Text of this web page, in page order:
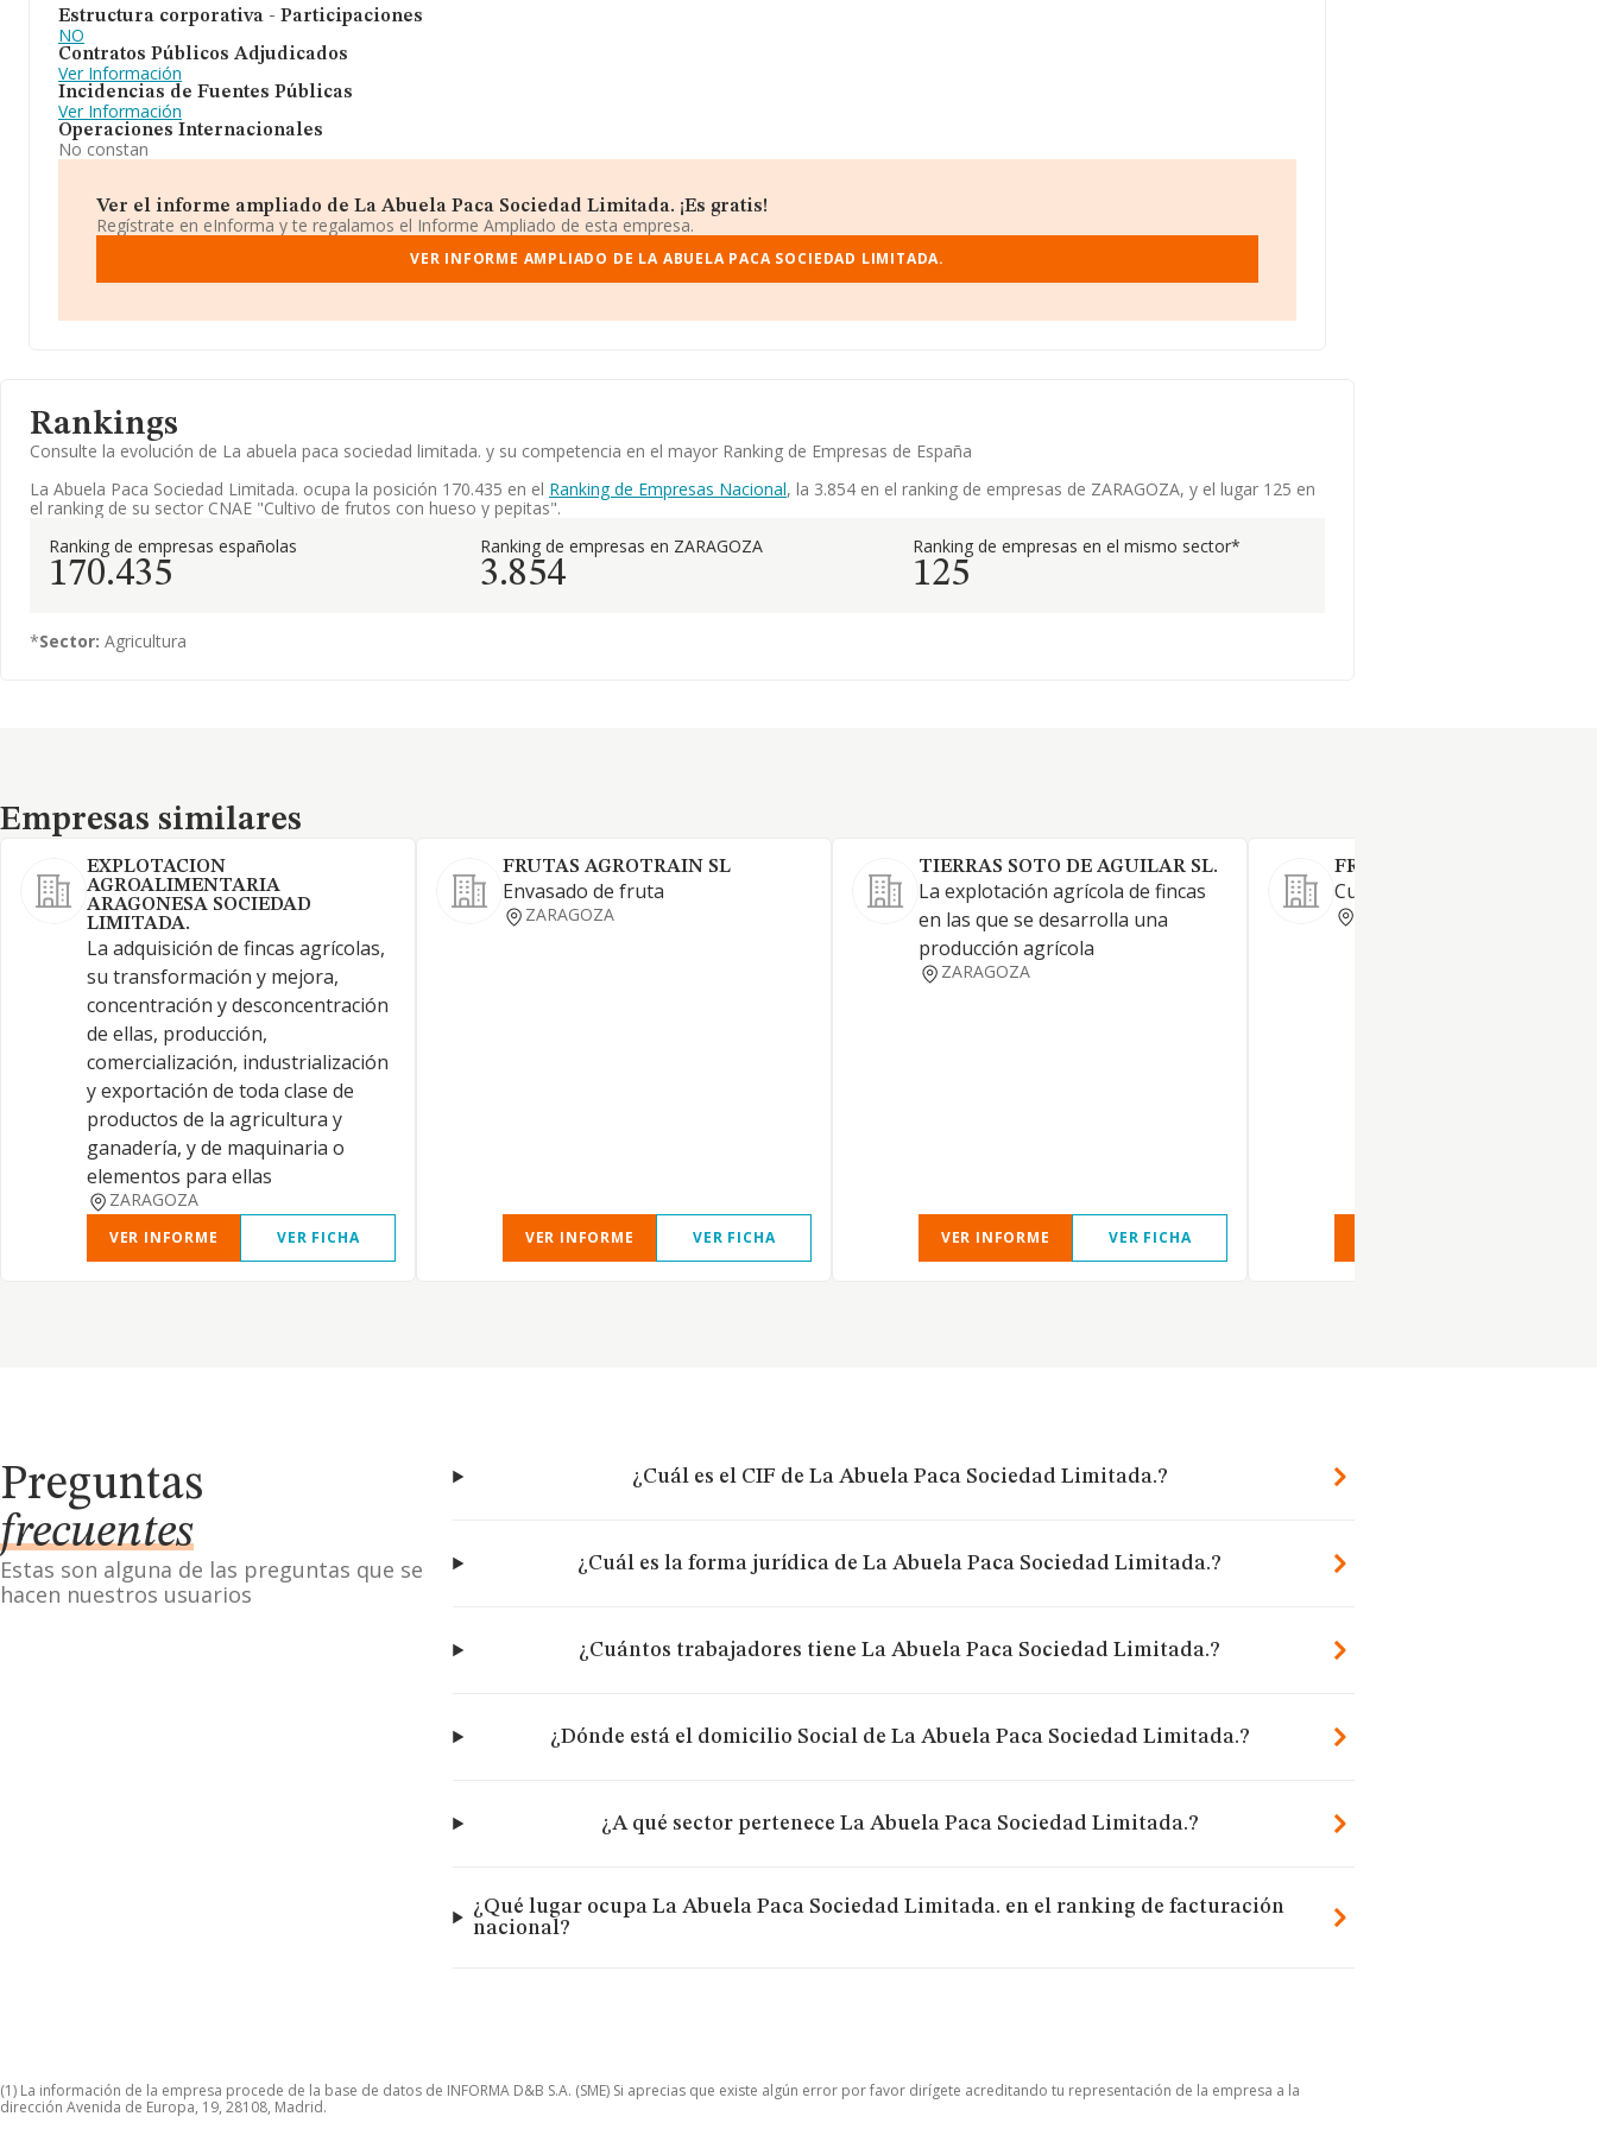
Estructura corporativa - Participaciones
NO
Contratos Públicos Adjudicados
Ver Información
Incidencias de Fuentes Públicas
Ver Información
Operaciones Internacionales
No constan
Ver el informe ampliado de La Abuela Paca Sociedad Limitada. ¡Es gratis!
Regístrate en eInforma y te regalamos el Informe Ampliado de esta empresa.
VER INFORME AMPLIADO DE LA ABUELA PACA SOCIEDAD LIMITADA.
Rankings
Consulte la evolución de La abuela paca sociedad limitada. y su competencia en el mayor Ranking de Empresas de España
La Abuela Paca Sociedad Limitada. ocupa la posición 170.435 en el Ranking de Empresas Nacional, la 3.854 en el ranking de empresas de ZARAGOZA, y el lugar 125 en
el ranking de su sector CNAE "Cultivo de frutos con hueso y pepitas".
Ranking de empresas españolas
170.435
Ranking de empresas en ZARAGOZA
3.854
Ranking de empresas en el mismo sector*
125
*Sector: Agricultura
Empresas similares
Empresas similares
EXPLOTACION
AGROALIMENTARIA
ARAGONESA SOCIEDAD
LIMITADA.
La adquisición de fincas agrícolas,
su transformación y mejora,
concentración y desconcentración
de ellas, producción,
comercialización, industrialización
y exportación de toda clase de
productos de la agricultura y
ganadería, y de maquinaria o
elementos para ellas
ZARAGOZA
VER INFORME VER FICHA
FRUTAS AGROTRAIN SL
Envasado de fruta
ZARAGOZA
VER INFORME VER FICHA
TIERRAS SOTO DE AGUILAR SL.
La explotación agrícola de fincas
en las que se desarrolla una
producción agrícola
ZARAGOZA
VER INFORME VER FICHA
FRUTAS LOS MONEGROS SL
Cultivo de arboles frutales.
Preguntas
frecuentes
Estas son alguna de las preguntas que se
hacen nuestros usuarios
¿Cuál es el CIF de La Abuela Paca Sociedad Limitada.?
¿Cuál es la forma jurídica de La Abuela Paca Sociedad Limitada.?
¿Cuántos trabajadores tiene La Abuela Paca Sociedad Limitada.?
¿Dónde está el domicilio Social de La Abuela Paca Sociedad Limitada.?
¿A qué sector pertenece La Abuela Paca Sociedad Limitada.?
¿Qué lugar ocupa La Abuela Paca Sociedad Limitada. en el ranking de facturación
nacional?
(1) La información de la empresa procede de la base de datos de INFORMA D&B S.A. (SME) Si aprecias que existe algún error por favor dirígete acreditando tu representación de la empresa a la
dirección Avenida de Europa, 19, 28108, Madrid.